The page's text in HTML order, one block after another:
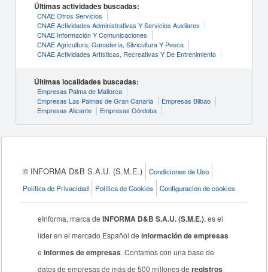
Últimas actividades buscadas:
CNAE Otros Servicios
CNAE Actividades Administrativas Y Servicios Auxliares
CNAE Información Y Comunicaciones
CNAE Agricultura, Ganadería, Silvicultura Y Pesca
CNAE Actividades Artísticas, Recreativas Y De Entrenimiento
Últimas localidades buscadas:
Empresas Palma de Mallorca
Empresas Las Palmas de Gran Canaria
Empresas Bilbao
Empresas Alicante
Empresas Córdoba
© INFORMA D&B S.A.U. (S.M.E.)
Condiciones de Uso
Política de Privacidad
Política de Cookies Configuración de cookies
eInforma, marca deINFORMA D&B S.A.U. (S.M.E.), es el
líder en el mercado Español deinformación de empresas
einformes de empresas. Contamos con una base de
datos de empresas de más de 500 millones deregistros